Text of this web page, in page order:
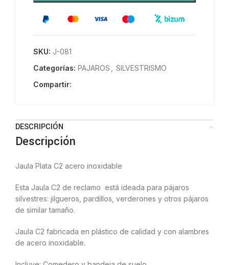
SKU: J-081
Categorías: PAJAROS
SILVESTRISMO
Compartir:
DESCRIPCIÓN
Descripción
Jaula Plata C2 acero inoxidable
Esta Jaula C2 de reclamo está ideada para pájaros
silvestres: jilgueros, pardillos, verderones y otros pájaros
de similar tamaño.
Jaula C2 fabricada en plástico de calidad y con alambres
de acero inoxidable.